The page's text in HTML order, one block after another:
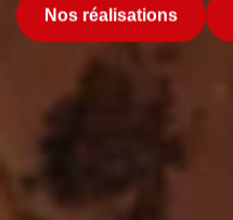
Nos réalisations